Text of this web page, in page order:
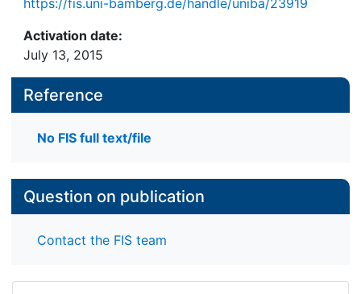
https://fis.uni-bamberg.de/handle/uniba/23919
Activation date:
July 13, 2015
Reference
No FIS full text/file
Question on publication
Contact the FIS team